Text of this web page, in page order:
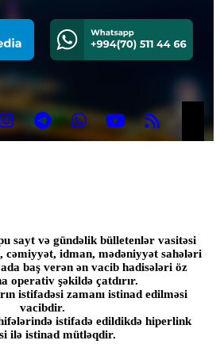
sayt və gündəlik bülletenlər vasitəsi
cəmiyyət, idman, mədəniyyət sahələri
baş verən ən vacib hadisələri öz
operativ şəkildə çatdırır.
istifadəsi zamanı istinad edilməsi
vacibdir.
istifadə edildikdə hiperlink
ilə istinad mütləqdir.